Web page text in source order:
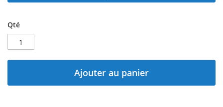
Qté
Ajouter au panier